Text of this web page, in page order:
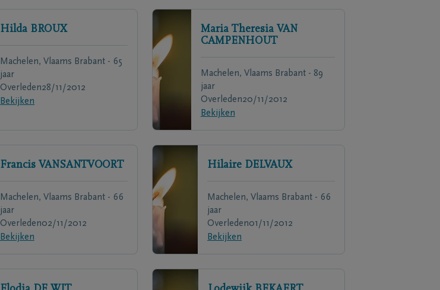
Hilda BROUX
Machelen, Vlaams Brabant - 65
jaar
Overleden28/11/2012
Bekijken
Maria Theresia VAN
CAMPENHOUT
Machelen, Vlaams Brabant - 89
jaar
Overleden20/11/2012
Bekijken
Francis VANSANTVOORT
Machelen, Vlaams Brabant - 66
jaar
Overleden02/11/2012
Bekijken
Hilaire DELVAUX
Machelen, Vlaams Brabant - 66
jaar
Overleden01/11/2012
Bekijken